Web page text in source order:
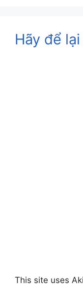
Hãy để
This site uses